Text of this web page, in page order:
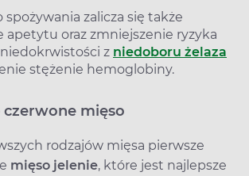
spożywania zalicza się także
apetytu oraz zmniejszenie ryzyka
z niedoboru żelaza
stężenie hemoglobiny.
mięso
rodzajów mięsa pierwsze
mięso jelenie, które jest najlepsze